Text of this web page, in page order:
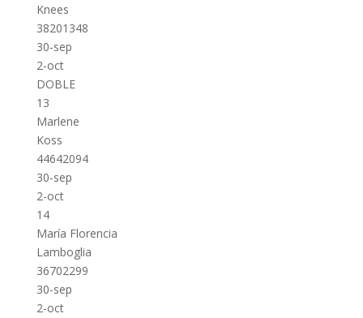
Knees
38201348
30-sep
2-oct
DOBLE
13
Marlene
Koss
44642094
30-sep
2-oct
14
María Florencia
Lamboglia
36702299
30-sep
2-oct